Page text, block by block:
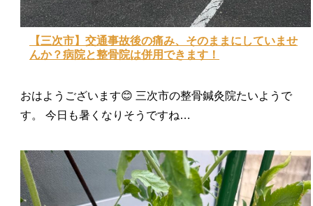
【三次市】交通事故後の痛み、そのままにしていませ
んか？病院と整骨院は併用できます！
おはようございます😊 三次市の整骨鍼灸院たいようで
す。 今日も暑くなりそうですね…